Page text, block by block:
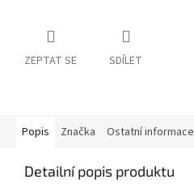
ZEPTAT SE SDÍLET
Popis Značka Ostatní informace
Detailní popis produktu